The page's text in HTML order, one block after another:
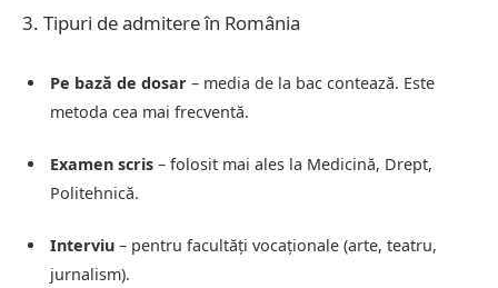
3. Tipuri de admitere în România
Pe bază de dosar – media de la bac contează. Este
metoda cea mai frecventă.
Examen scris – folosit mai ales la Medicină, Drept,
Politehnică.
Interviu – pentru facultăți vocaționale (arte, teatru,
jurnalism).